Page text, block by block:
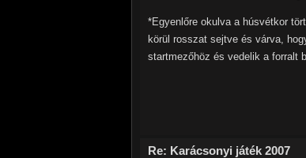
*Egyenlőre okulva a húsvétkor
körül rosszat sejtve és várva,
startmezőhöz és vedelik a forralt
Re: Karácsonyi játék 2007